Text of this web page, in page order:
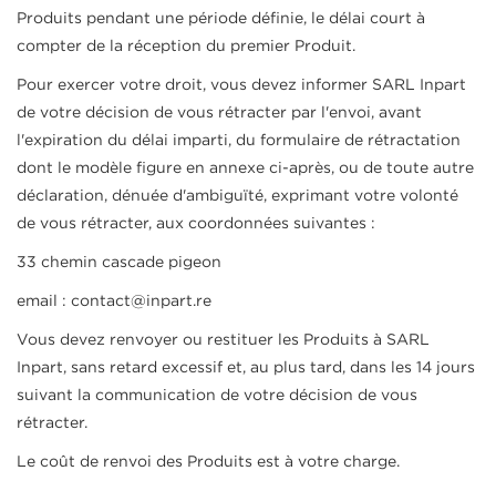
Produits pendant une période définie, le délai court à
compter de la réception du premier Produit.
Pour exercer votre droit, vous devez informer SARL Inpart
de votre décision de vous rétracter par l'envoi, avant
l'expiration du délai imparti, du formulaire de rétractation
dont le modèle figure en annexe ci-après, ou de toute autre
déclaration, dénuée d'ambiguïté, exprimant votre volonté
de vous rétracter, aux coordonnées suivantes :
33 chemin cascade pigeon
email : contact@inpart.re
Vous devez renvoyer ou restituer les Produits à SARL
Inpart, sans retard excessif et, au plus tard, dans les 14 jours
suivant la communication de votre décision de vous
rétracter.
Le coût de renvoi des Produits est à votre charge.